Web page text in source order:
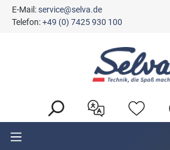
springen
E-Mail:service@selva.de
Telefon:+49 (0) 7425 930 100